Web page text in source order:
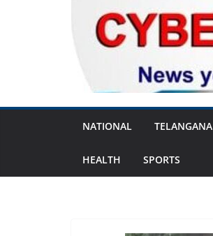
NATIONAL TELANGANA
HEALTH SPORTS